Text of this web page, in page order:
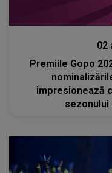
02
Premiile Gopo
impresionează